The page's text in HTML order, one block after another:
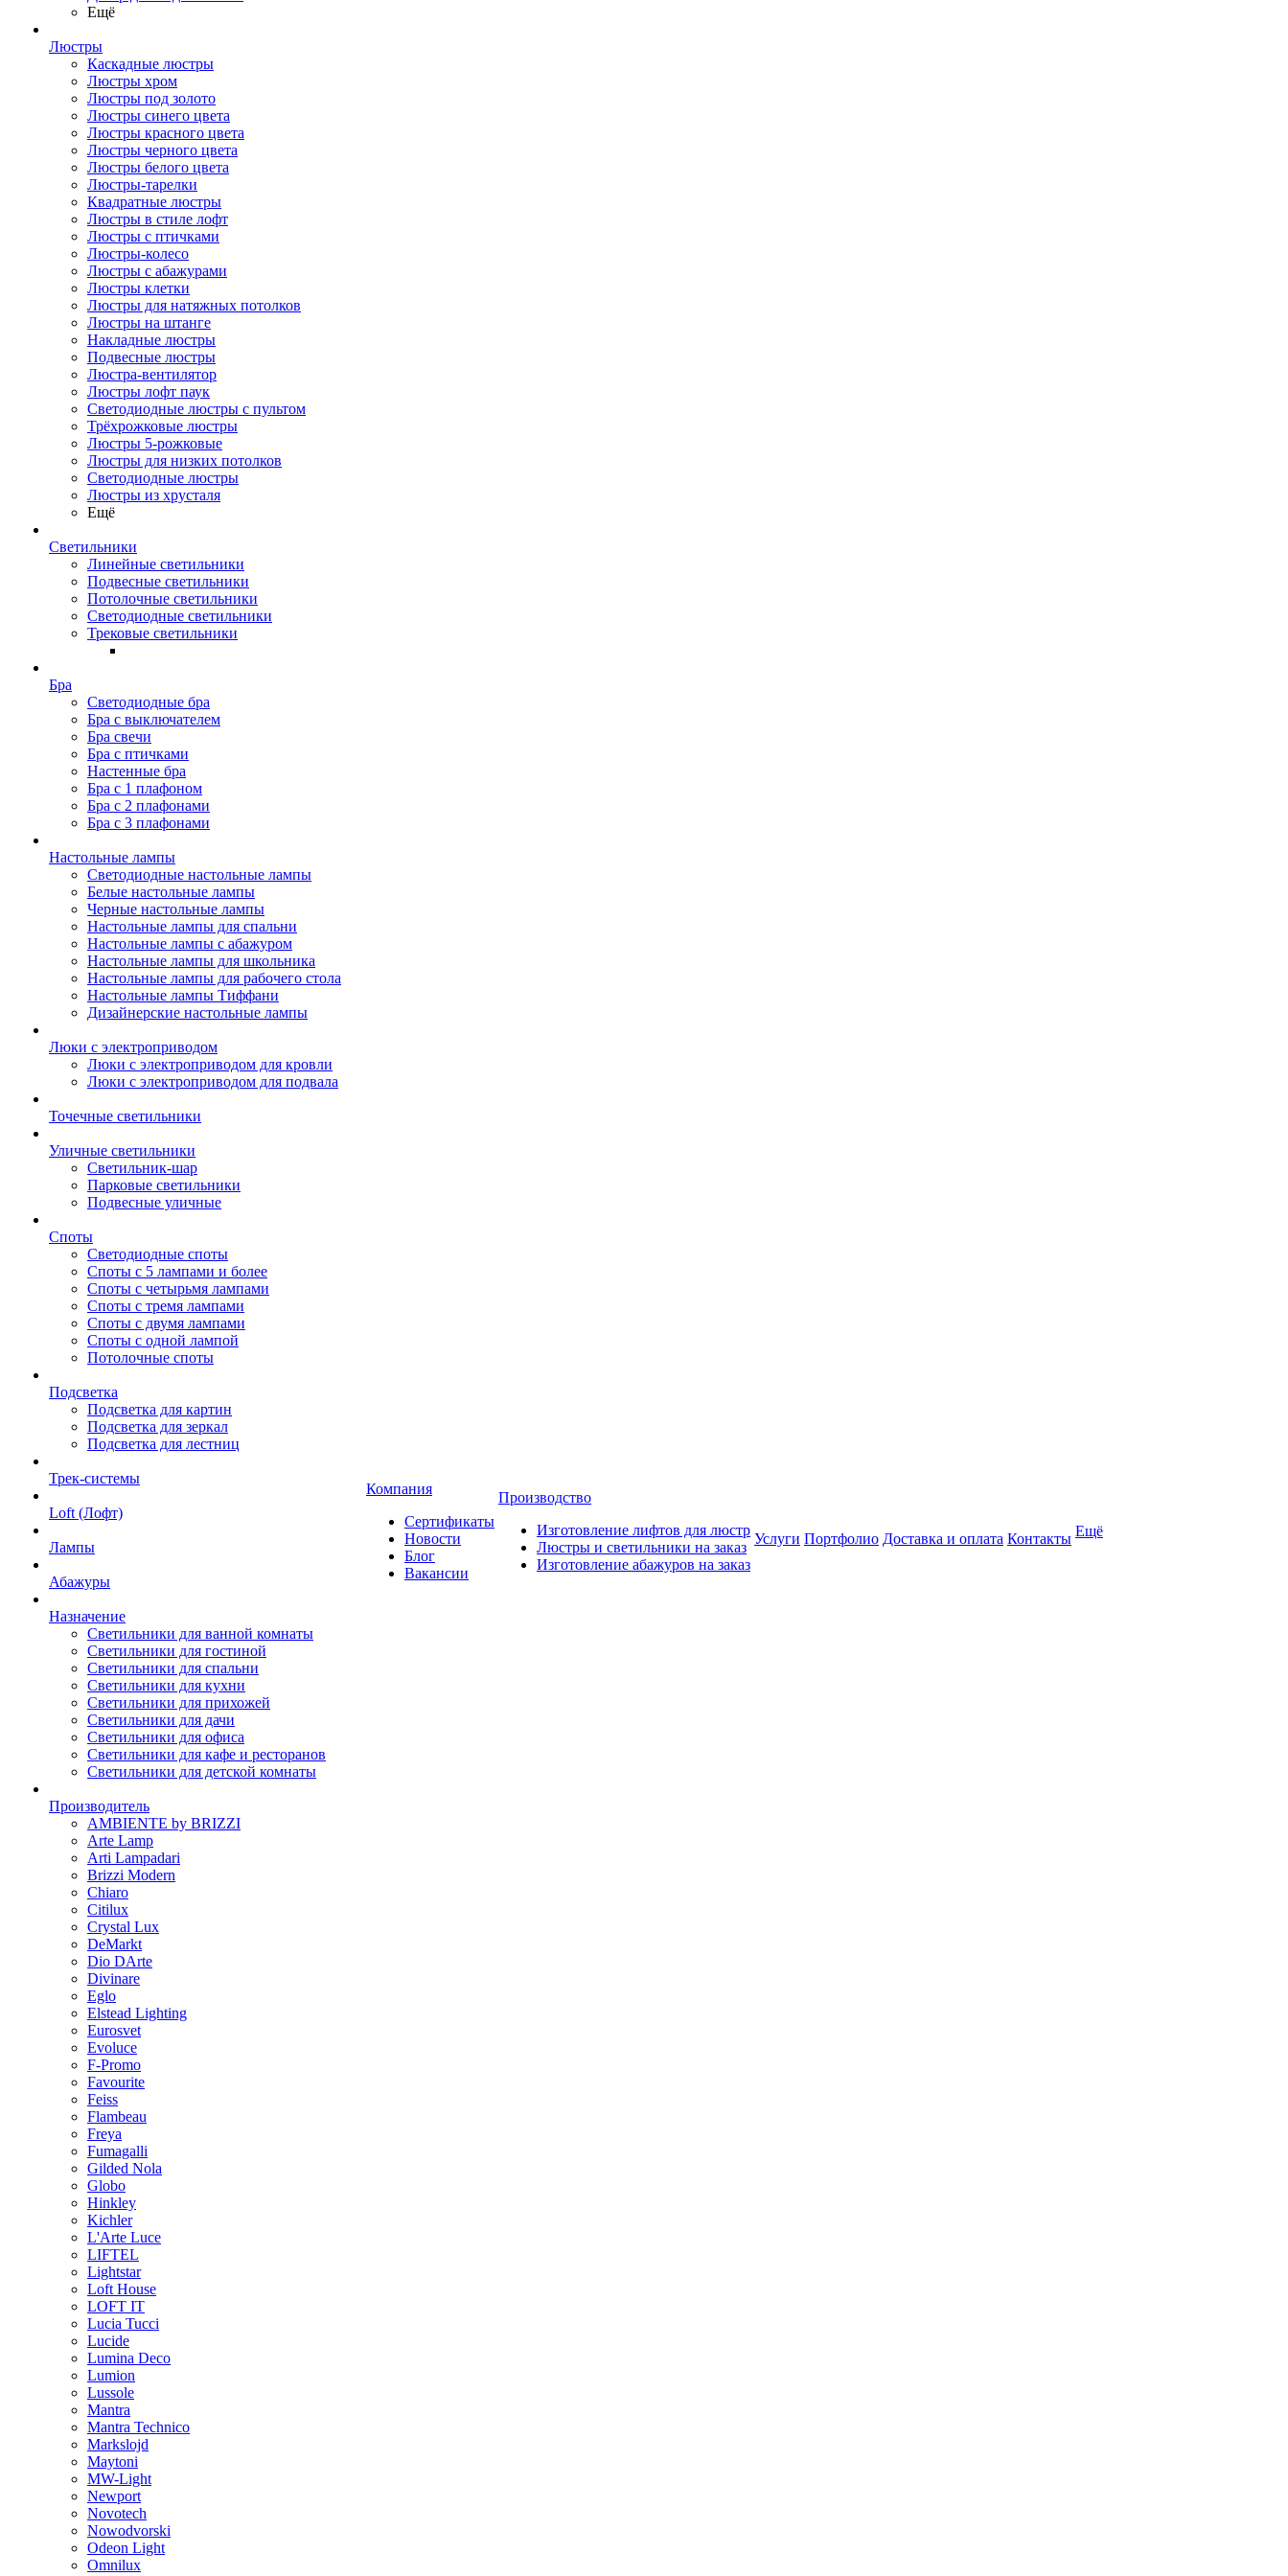
Ещё
Люстры
Каскадные люстры
Люстры хром
Люстры под золото
Люстры синего цвета
Люстры красного цвета
Люстры черного цвета
Люстры белого цвета
Люстры-тарелки
Квадратные люстры
Люстры в стиле лофт
Люстры с птичками
Люстры-колесо
Люстры с абажурами
Люстры клетки
Люстры для натяжных потолков
Люстры на штанге
Накладные люстры
Подвесные люстры
Люстра-вентилятор
Люстры лофт паук
Светодиодные люстры с пультом
Трёхрожковые люстры
Люстры 5-рожковые
Люстры для низких потолков
Cветодиодные люстры
Люстры из хрусталя
Ещё
Светильники
Линейные светильники
Подвесные светильники
Потолочные светильники
Светодиодные светильники
Трековые светильники
Бра
Светодиодные бра
Бра с выключателем
Бра свечи
Бра с птичками
Настенные бра
Бра с 1 плафоном
Бра с 2 плафонами
Бра с 3 плафонами
Настольные лампы
Светодиодные настольные лампы
Белые настольные лампы
Черные настольные лампы
Настольные лампы для спальни
Настольные лампы с абажуром
Настольные лампы для школьника
Настольные лампы для рабочего стола
Настольные лампы Тиффани
Дизайнерские настольные лампы
Люки с электроприводом
Люки с электроприводом для кровли
Люки с электроприводом для подвала
Точечные светильники
Уличные светильники
Светильник-шар
Парковые светильники
Подвесные уличные
Споты
Светодиодные споты
Споты с 5 лампами и более
Споты с четырьмя лампами
Споты с тремя лампами
Споты с двумя лампами
Споты с одной лампой
Потолочные споты
Подсветка
Подсветка для картин
Подсветка для зеркал
Подсветка для лестниц
Трек-системы
Loft (Лофт)
Лампы
Абажуры
Назначение
Светильники для ванной комнаты
Светильники для гостиной
Светильники для спальни
Светильники для кухни
Светильники для прихожей
Светильники для дачи
Светильники для офиса
Светильники для кафе и ресторанов
Светильники для детской комнаты
Производитель
AMBIENTE by BRIZZI
Arte Lamp
Arti Lampadari
Brizzi Modern
Chiaro
Citilux
Crystal Lux
DeMarkt
Dio DArte
Divinare
Eglo
Elstead Lighting
Eurosvet
Evoluce
F-Promo
Favourite
Feiss
Flambeau
Freya
Fumagalli
Gilded Nola
Globo
Hinkley
Kichler
L'Arte Luce
LIFTEL
Lightstar
Loft House
LOFT IT
Lucia Tucci
Lucide
Lumina Deco
Lumion
Lussole
Mantra
Mantra Technico
Markslojd
Maytoni
MW-Light
Newport
Novotech
Nowodvorski
Odeon Light
Omnilux
Компания
Сертификаты
Новости
Блог
Вакансии
Производство
Изготовление лифтов для люстр
Люстры и светильники на заказ
Изготовление абажуров на заказ
Услуги Портфолио Доставка и оплата Контакты Ещё